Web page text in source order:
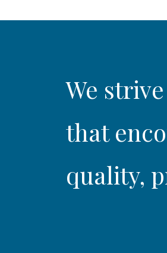
We
that
quality,